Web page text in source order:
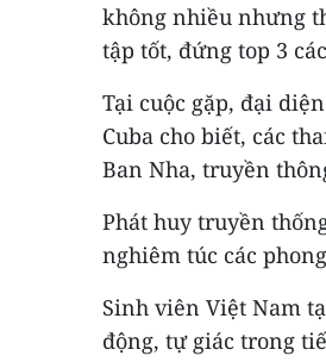
không nhiều nhưng
tập tốt, đứng top 3
Tại cuộc gặp, đại
Cuba cho biết, các
Ban Nha, truyền
Phát huy truyền
nghiêm túc các
Sinh viên Việt Nam
động, tự giác trong